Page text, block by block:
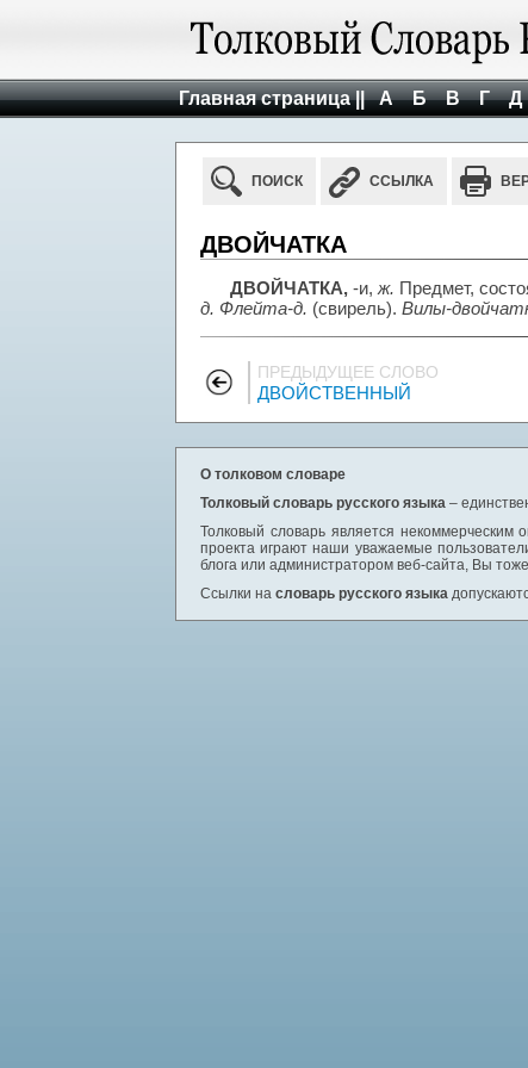
Главная страница || А Б В Г Д
ПОИСК ССЫЛКА
ДВОЙЧАТКА
ДВОЙЧАТКА, -и, ж. Предмет,
д. Флейта-д. (свирель). Вилы-
ПРЕДЫДУЩЕЕ СЛОВО
ДВОЙСТВЕННЫЙ
О толковом словаре
Толковый словарь русского языка –
Толковый словарь является некоммерческим
проекта играют наши уважаемые
блога или администратором веб-сайта, Вы
Ссылки на словарь русского языка